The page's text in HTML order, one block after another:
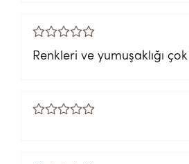
Renkleri ve yumuşaklığı